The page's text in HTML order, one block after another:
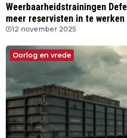
Weerbaarheidstrainingen
meer reservisten in te werken
12 november 2025
Oorlog en vrede